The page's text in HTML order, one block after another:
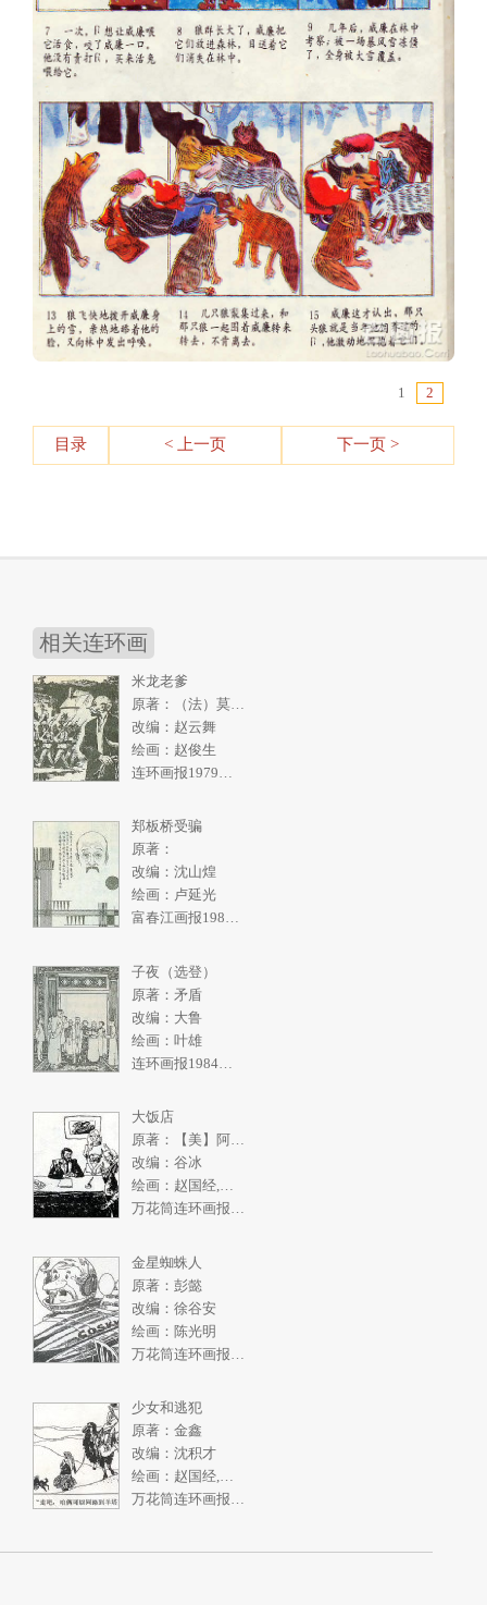
1 2
目录 < 上一页 下一页 >
相关连环画
米龙老爹
改编：赵云舞
绘画：赵俊生
郑板桥受骗
原著：
改编：沈山煌
绘画：卢延光
富春江画报1986年3期
子夜（选登）
原著：矛盾
改编：大鲁
绘画：叶雄
大饭店
原著：【美】阿瑟.黑利
改编：谷冰
绘画：赵国经,王美芳
万花筒连环画报1988年4期
金星蜘蛛人
原著：彭懿
改编：徐谷安
绘画：陈光明
少女和逃犯
原著：金鑫
改编：沈积才
绘画：赵国经,王美芳
万花筒连环画报1987年6期